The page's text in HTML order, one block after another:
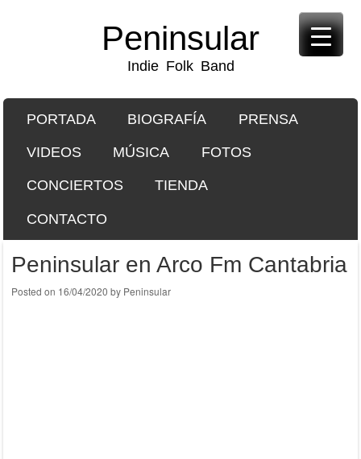
Peninsular
Indie Folk Band
Menu
SKIP TO CONTENT
PORTADA BIOGRAFÍA PRENSA
VIDEOS MÚSICA FOTOS
CONCIERTOS TIENDA
CONTACTO
Peninsular en Arco Fm Cantabria
Posted on 16/04/2020 by Peninsular